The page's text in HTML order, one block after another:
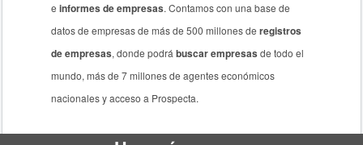
einformes de empresas. Contamos con una base de
datos de empresas de más de 500 millones deregistros
de empresas, donde podrábuscar empresas de todo el
mundo, más de 7 millones de agentes económicos
nacionales y acceso a Prospecta.